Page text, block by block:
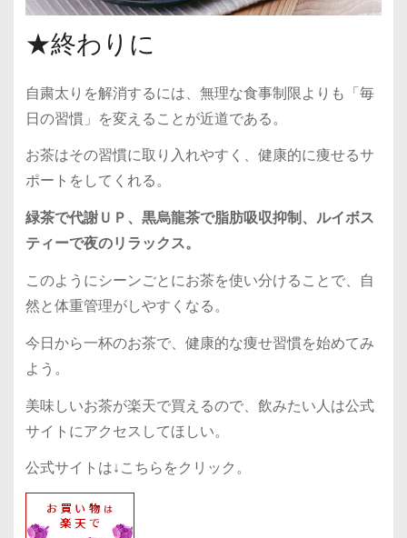
★終わりに
自粛太りを解消するには、無理な食事制限よりも「毎
日の習慣」を変えることが近道である。
お茶はその習慣に取り入れやすく、健康的に痩せるサ
ポートをしてくれる。
緑茶で代謝ＵＰ、黒烏龍茶で脂肪吸収抑制、ルイボス
ティーで夜のリラックス。
このようにシーンごとにお茶を使い分けることで、自
然と体重管理がしやすくなる。
今日から一杯のお茶で、健康的な痩せ習慣を始めてみ
よう。
美味しいお茶が楽天で買えるので、飲みたい人は公式
サイトにアクセスしてほしい。
公式サイトは↓こちらをクリック。